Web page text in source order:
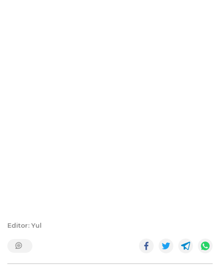
Editor: Yul